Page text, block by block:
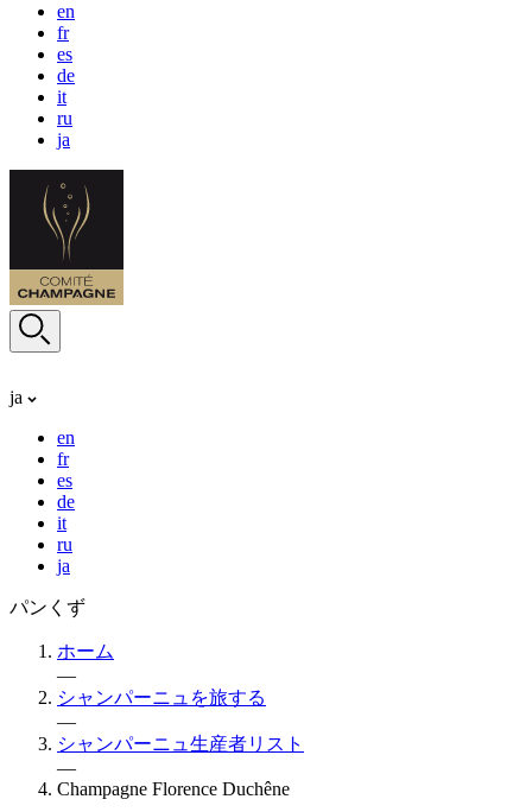
en
fr
es
de
it
ru
ja
ja
en
fr
es
de
it
ru
ja
パンくず
ホーム
—
シャンパーニュを旅する
—
シャンパーニュ生産者リスト
—
Champagne Florence Duchêne